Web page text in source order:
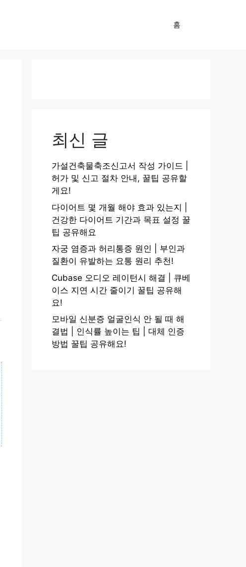
홈
최신 글
가설건축물축조신고서 작성 가이드 |
허가 및 신고 절차 안내, 꿀팁 공유할
게요!
다이어트 몇 개월 해야 효과 있는지 |
건강한 다이어트 기간과 목표 설정 꿀
팁 공유해요
자궁 염증과 허리통증 원인 | 부인과
질환이 유발하는 요통 원리 추천!
Cubase 오디오 레이턴시 해결 | 큐베
이스 지연 시간 줄이기 꿀팁 공유해
요!
모바일 신분증 얼굴인식 안 될 때 해
결법 | 인식률 높이는 팁 | 대체 인증
방법 꿀팁 공유해요!